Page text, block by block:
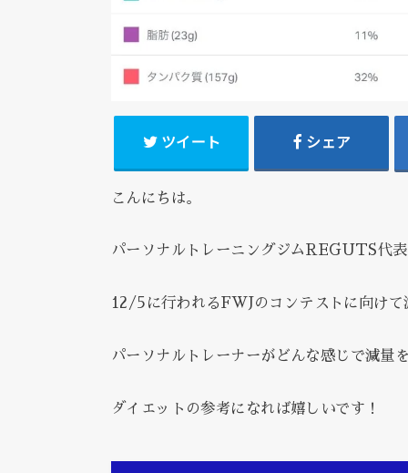
ツイート シェア
こんにちは。
パーソナルトレーニングジムREGUTS代
12/5に行われるFWJのコンテストに向けて
パーソナルトレーナーがどんな感じで減量
ダイエットの参考になれば嬉しいです！